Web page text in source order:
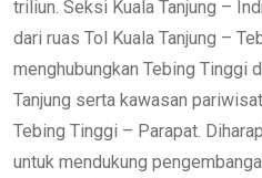
triliun. Seksi Kuala Tanjung –
dari ruas Tol Kuala Tanjung –
menghubungkan Tebing Tinggi
Tanjung serta kawasan
Tebing Tinggi – Parapat.
untuk mendukung